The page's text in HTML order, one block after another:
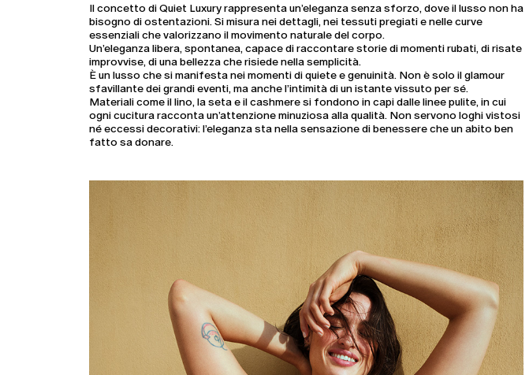
Il concetto di Quiet Luxury rappresenta un’eleganza senza sforzo, dove il lusso non ha
bisogno di ostentazioni. Si misura nei dettagli, nei tessuti pregiati e nelle curve
essenziali che valorizzano il movimento naturale del corpo.
Un’eleganza libera, spontanea, capace di raccontare storie di momenti rubati, di risate
improvvise, di una bellezza che risiede nella semplicità.
È un lusso che si manifesta nei momenti di quiete e genuinità. Non è solo il glamour
sfavillante dei grandi eventi, ma anche l’intimità di un istante vissuto per sé.
Materiali come il lino, la seta e il cashmere si fondono in capi dalle linee pulite, in cui
ogni cucitura racconta un’attenzione minuziosa alla qualità. Non servono loghi vistosi
né eccessi decorativi: l’eleganza sta nella sensazione di benessere che un abito ben
fatto sa donare.